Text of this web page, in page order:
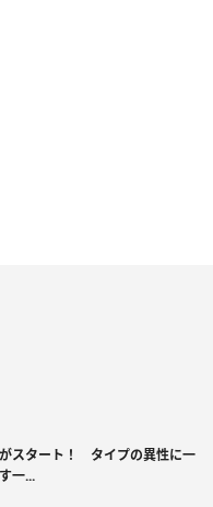
スタート！ タイプの異性に一
一...